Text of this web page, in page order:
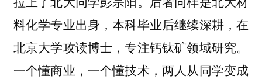
料化学专业出身，本科毕业后继续深耕，在
北京大学攻读博士，专注钙钛矿领域研究。
一个懂商业，一个懂技术，两人从同学变成